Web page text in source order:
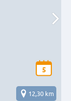
5
12,30 km